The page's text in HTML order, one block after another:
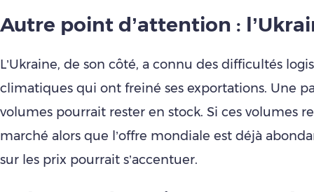
Autre point d’attention :
L’Ukraine, de son côté, a connu des difficultés
climatiques qui ont freiné ses exportations. Une
volumes pourrait rester en stock. Si ces volumes
marché alors que l’offre mondiale est déjà
sur les prix pourrait s’accentuer.